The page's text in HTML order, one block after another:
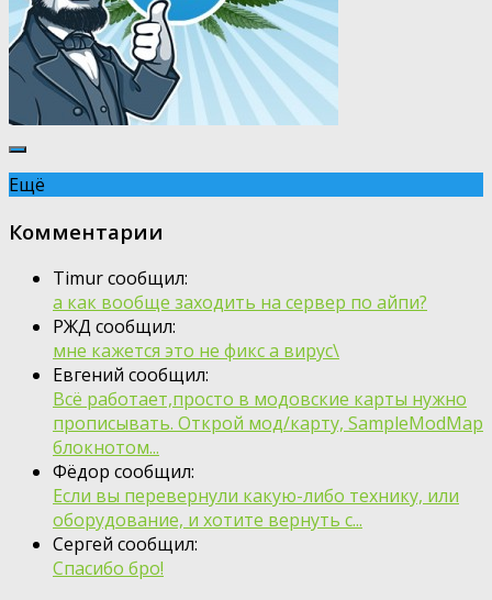
Ещё
Комментарии
Timur сообщил:
а как вообще заходить на сервер по айпи?
РЖД сообщил:
мне кажется это не фикс а вирус\
Евгений сообщил:
Всё работает,просто в модовские карты нужно
прописывать. Открой мод/карту, SampleModMap
блокнотом...
Фёдор сообщил:
Если вы перевернули какую-либо технику, или
оборудование, и хотите вернуть с...
Сергей сообщил:
Спасибо бро!